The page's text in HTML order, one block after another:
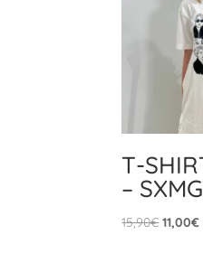
T-
–
15,90€Il
11,00€Il